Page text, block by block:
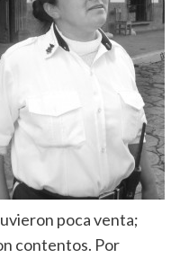
poca venta;
contentos. Por